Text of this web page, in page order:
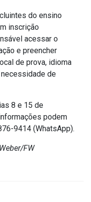
do ensino
inscrição
acessar o
e preencher
de prova, idioma
de
8 e 15 de
podem
9414 (WhatsApp).
FW